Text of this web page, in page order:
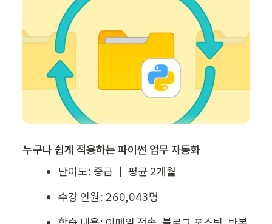
누구나 쉽게 적용하는 파이썬 업무 자동화
난이도: 중급 ｜ 평균 2개월
수강 인원: 260,043명